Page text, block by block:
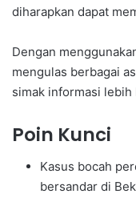
diharapkan dapat
Dengan
mengulas berbagai
simak informasi
Poin Kunci
Kasus bocah
bersandar di